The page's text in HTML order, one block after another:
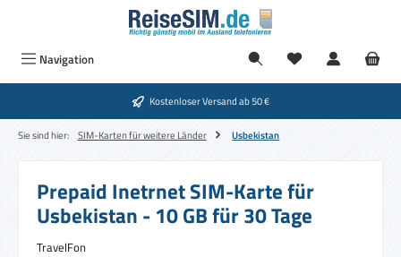
Zum Hauptinhalt springen
Navigation
Kostenloser Versand ab 50 €
Sie sind hier: SIM-Karten für weitere Länder Usbekistan
Prepaid Inetrnet SIM-Karte für
Usbekistan - 10 GB für 30 Tage
TravelFon